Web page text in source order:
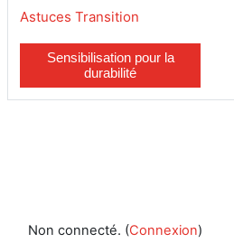
Astuces Transition
Sensibilisation pour la
durabilité
Non connecté. (Connexion)